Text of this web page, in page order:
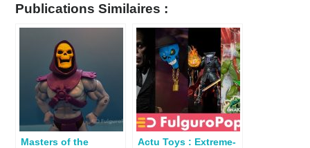
Publications Similaires :
Masters of the
Actu Toys : Extreme-